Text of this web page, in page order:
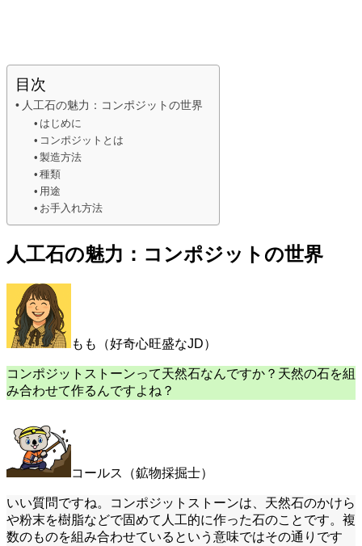
目次
人工石の魅力：コンポジットの世界
はじめに
コンポジットとは
製造方法
種類
用途
お手入れ方法
人工石の魅力：コンポジットの世界
もも（好奇心旺盛なJD）
コンポジットストーンって天然石なんですか？天然の石を組
み合わせて作るんですよね？
コールス（鉱物採掘士）
いい質問ですね。コンポジットストーンは、天然石のかけら
や粉末を樹脂などで固めて人工的に作った石のことです。複
数のものを組み合わせているという意味ではその通りです